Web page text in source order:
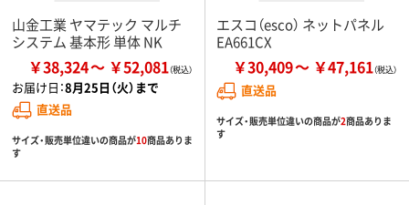
山金工業 ヤマテック マルチ
システム 基本形 単体 NK
￥38,324 ￥52,081
お届け日：8月25日（火）まで
直送品
サイズ・販売単位違いの商品が10商品ありま
す
エスコ（esco） ネットパネル
EA661CX
￥30,409 ￥47,161
直送品
サイズ・販売単位違いの商品が2商品ありま
す